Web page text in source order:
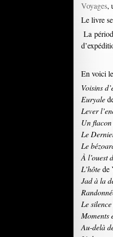
Voyages,
Le livre
La
En voici
Voisins
Euryale
Lever
Un flacon
Le
Le
À l’ouest
L’hôtede
Jad à la
Le
Moments
Au-delà